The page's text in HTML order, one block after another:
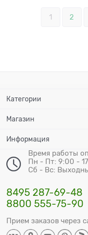
1 2
Категории
Магазин
Информация
Время работы
Пн - Пт: 9:00 -
Сб - Вс:
8495 287-69-48
8800 555-75-90
Прием заказов через